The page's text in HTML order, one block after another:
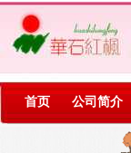
首页 公司简介